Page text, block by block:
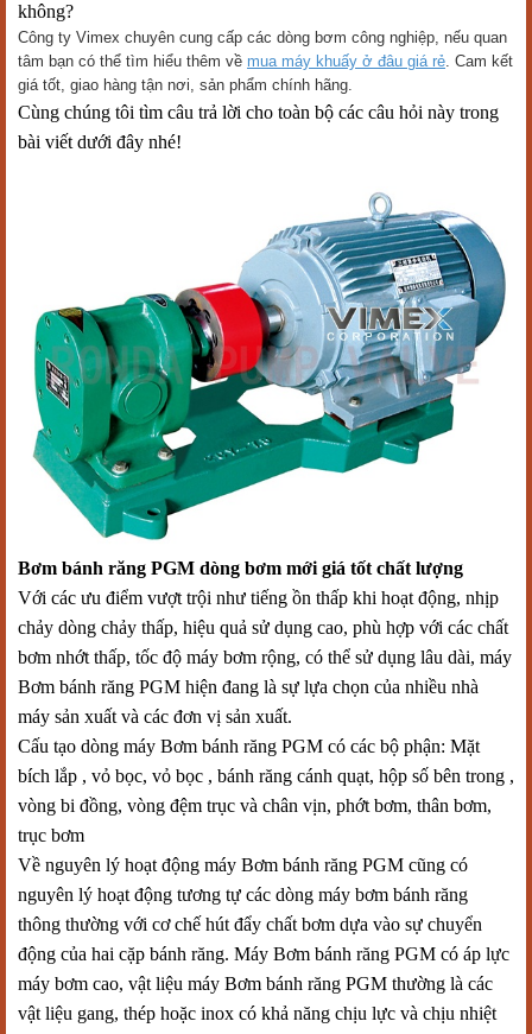
không?
Công ty Vimex chuyên cung cấp các dòng bơm công nghiệp, nếu quan
tâm bạn có thể tìm hiểu thêm về mua máy khuấy ở đâu giá rẻ. Cam kết
giá tốt, giao hàng tận nơi, sản phẩm chính hãng.
Cùng chúng tôi tìm câu trả lời cho toàn bộ các câu hỏi này trong
bài viết dưới đây nhé!
Bơm bánh răng PGM dòng bơm mới giá tốt chất lượng
Với các ưu điểm vượt trội như tiếng ồn thấp khi hoạt động, nhịp
chảy dòng chảy thấp, hiệu quả sử dụng cao, phù hợp với các chất
bơm nhớt thấp, tốc độ máy bơm rộng, có thể sử dụng lâu dài, máy
Bơm bánh răng PGM hiện đang là sự lựa chọn của nhiều nhà
máy sản xuất và các đơn vị sản xuất.
Cấu tạo dòng máy Bơm bánh răng PGM có các bộ phận: Mặt
bích lắp , vỏ bọc, vỏ bọc , bánh răng cánh quạt, hộp số bên trong ,
vòng bi đồng, vòng đệm trục và chân vịn, phớt bơm, thân bơm,
trục bơm
Về nguyên lý hoạt động máy Bơm bánh răng PGM cũng có
nguyên lý hoạt động tương tự các dòng máy bơm bánh răng
thông thường với cơ chế hút đẩy chất bơm dựa vào sự chuyển
động của hai cặp bánh răng. Máy Bơm bánh răng PGM có áp lực
máy bơm cao, vật liệu máy Bơm bánh răng PGM thường là các
vật liệu gang, thép hoặc inox có khả năng chịu lực và chịu nhiệt